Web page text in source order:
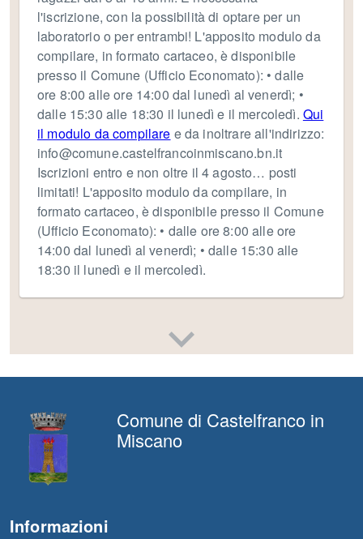
l'iscrizione, con la possibilità di optare per un
laboratorio o per entrambi! L'apposito modulo da
compilare, in formato cartaceo, è disponibile
presso il Comune (Ufficio Economato): • dalle
ore 8:00 alle ore 14:00 dal lunedì al venerdì; •
dalle 15:30 alle 18:30 il lunedì e il mercoledì. Qui
il modulo da compilare e da inoltrare all'indirizzo:
info@comune.castelfrancoinmiscano.bn.it
Iscrizioni entro e non oltre il 4 agosto… posti
limitati! L'apposito modulo da compilare, in
formato cartaceo, è disponibile presso il Comune
(Ufficio Economato): • dalle ore 8:00 alle ore
14:00 dal lunedì al venerdì; • dalle 15:30 alle
18:30 il lunedì e il mercoledì.
Comune di Castelfranco in
Miscano
Informazioni